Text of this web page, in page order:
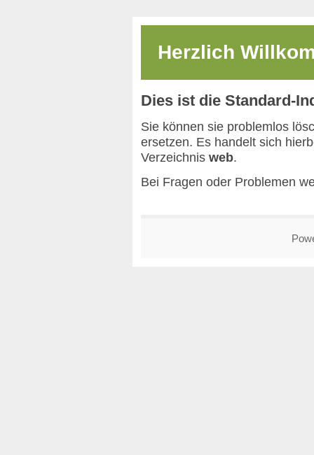
Herzlich
Dies ist die Standard-
Sie können sie problemlos
ersetzen. Es handelt sich
Verzeichnis web.
Bei Fragen oder Problemen